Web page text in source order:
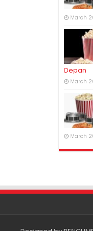
March
Depan
March
March